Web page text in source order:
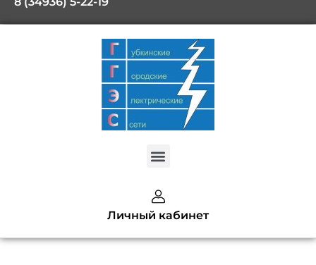
Меню
from the Noun Project
Личный кабинет